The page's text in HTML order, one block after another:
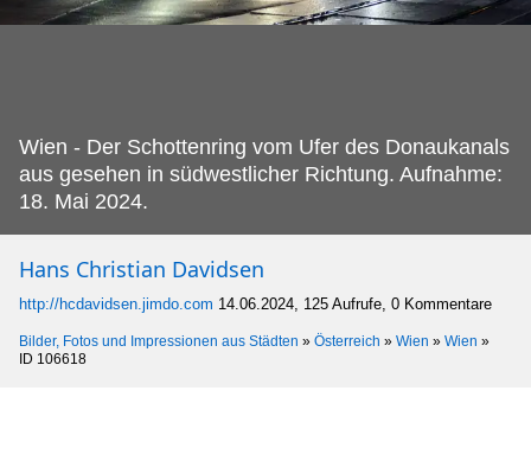
Wien - Der Schottenring vom Ufer des Donaukanals
aus gesehen in südwestlicher Richtung. Aufnahme:
18. Mai 2024.
Hans Christian Davidsen
http://hcdavidsen.jimdo.com 14.06.2024, 125 Aufrufe, 0 Kommentare
Bilder, Fotos und Impressionen aus Städten » Österreich » Wien » Wien »
ID 106618